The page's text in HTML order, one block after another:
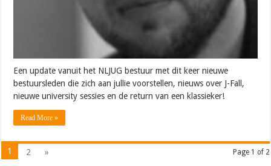
Een update vanuit het NLJUG bestuur met dit keer nieuwe
bestuursleden die zich aan jullie voorstellen, nieuws over J-Fall,
nieuwe university sessies en de return van een klassieker!
Read More »
Page 1 of 2
1 2 »